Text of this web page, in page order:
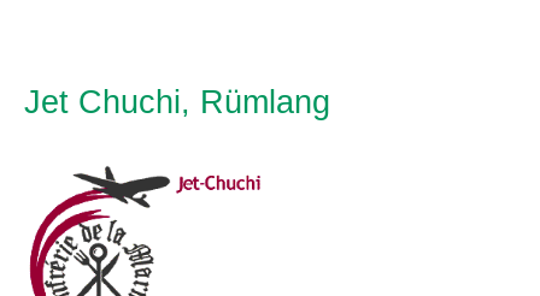
Jet Chuchi, Rümlang